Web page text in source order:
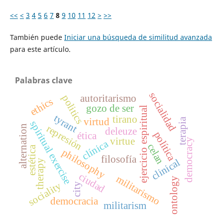
<< < 3 4 5 6 7 8 9 10 11 12 > >>
También puede Iniciar una búsqueda de similitud avanzada
para este artículo.
Palabras clave
filosofía
clínica ejercicio espiritual
tirano
política
ciudad
virtud
philosophy clinical
spiritual exercise
tyrant
politics
city
virtue
democracia
socialidad terapia
represión
autoritarismo
militarismo
gozo de ser
democracy
alternation
sociality
therapy
militarism
deleuze
ontology
ética
estética celan
ethics